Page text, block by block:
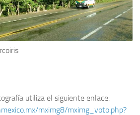
utiliza el siguiente enlace:
mximg8/mximg_voto.php?